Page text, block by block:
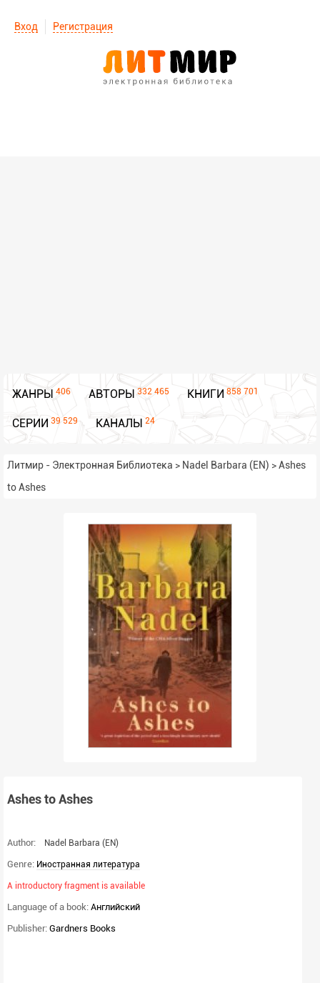
Вход Регистрация
ЖАНРЫ 406 АВТОРЫ 332 465 КНИГИ 858 701
СЕРИИ 39 529 КАНАЛЫ 24
Литмир - Электронная Библиотека > Nadel Barbara (EN) >Ashes
to Ashes
Ashes to Ashes
Author: Nadel Barbara (EN)
Genre: Иностранная литература
A introductory fragment is available
Language of a book: Английский
Publisher: Gardners Books